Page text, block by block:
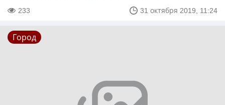
233 31 октября 2019, 11:24
Город